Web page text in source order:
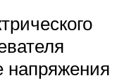
напряжения